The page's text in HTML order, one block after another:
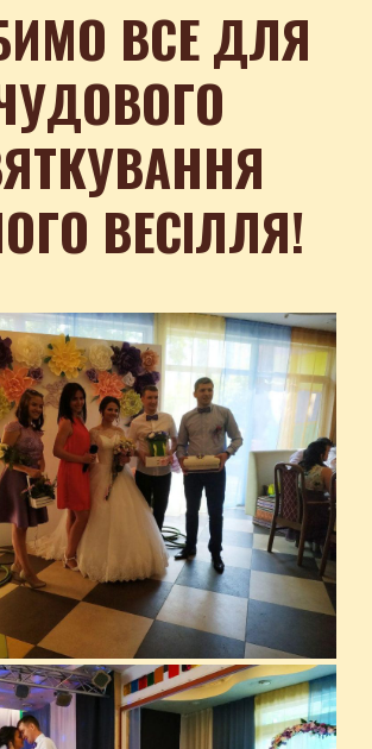
ВСЕ ДЛЯ
ВЕСІЛЛЯ!